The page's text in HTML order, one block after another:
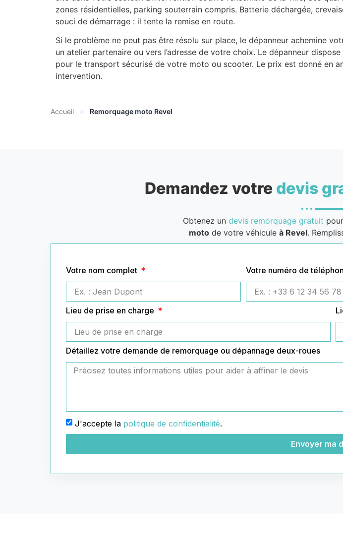
zones résidentielles, parking souterrain compris. Batterie déchargée,
souci de démarrage : il tente la remise en route.
Si le problème ne peut pas être résolu sur place, le dépanneur achemine
un atelier partenaire ou vers l’adresse de votre choix. Le dépanneur dispose
pour le transport sécurisé de votre moto ou scooter. Le prix est donné en
intervention.
Accueil » Remorquage moto Revel
Demandez votre devis
Obtenez un devis remorquage gratuit
moto de votre véhicule à Revel.
Votre nom complet Votre numéro de
Lieu de prise en charge
Détaillez votre demande de remorquage ou dépannage deux-roues
J'accepte la politique de confidentialité.
Envoyer ma